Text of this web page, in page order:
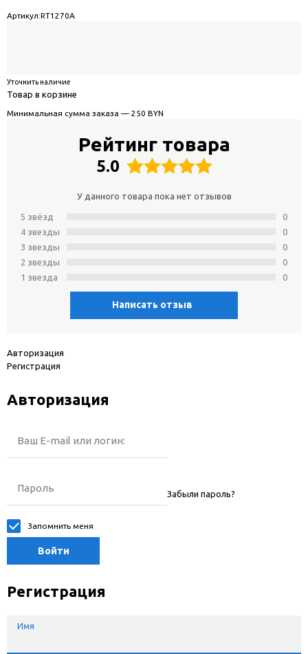
Артикул:RT1270A
Уточнить наличие
Товар в корзине
Минимальная сумма заказа — 250 BYN
Рейтинг товара
5.0
У данного товара пока нет отзывов
5 звёзд
4 звeзды
3 звeзды
2 звeзды
1 звeзда
0
0
0
0
0
Написать отзыв
Авторизация
Регистрация
Авторизация
Ваш E-mail или логин:
Пароль Забыли пароль?
Запомнить меня
Войти
Регистрация
Имя